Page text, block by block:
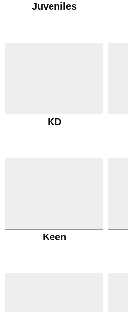
Juveniles
KD
Keen